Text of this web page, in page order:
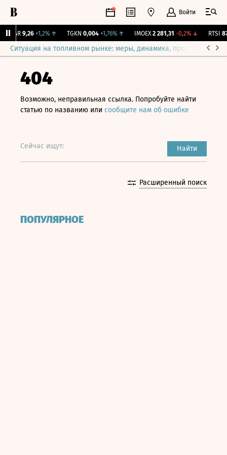
Войти
9,26 +1,2%↑ TGKN 0,004 +1,76%↑ IMOEX 2 281,31 -0,2%↓ RTSI
Ситуация на топливном рынке: меры, динамика, прогнозы
404
Возможно, неправильная ссылка. Попробуйте найти
статью по названию или сообщите нам об ошибке
Сейчас ищут: Найти
Расширенный поиск
ПОПУЛЯРНОЕ